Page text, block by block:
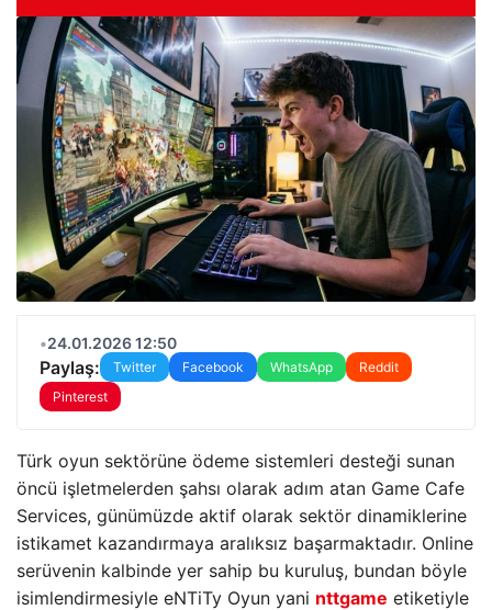
•24.01.2026 12:50
Paylaş: Twitter Facebook WhatsApp
Reddit
Pinterest
Türk oyun sektörüne ödeme sistemleri desteği sunan
öncü işletmelerden şahsı olarak adım atan Game Cafe
Services, günümüzde aktif olarak sektör dinamiklerine
istikamet kazandırmaya aralıksız başarmaktadır. Online
serüvenin kalbinde yer sahip bu kuruluş, bundan böyle
isimlendirmesiyle eNTiTy Oyun yani nttgame etiketiyle